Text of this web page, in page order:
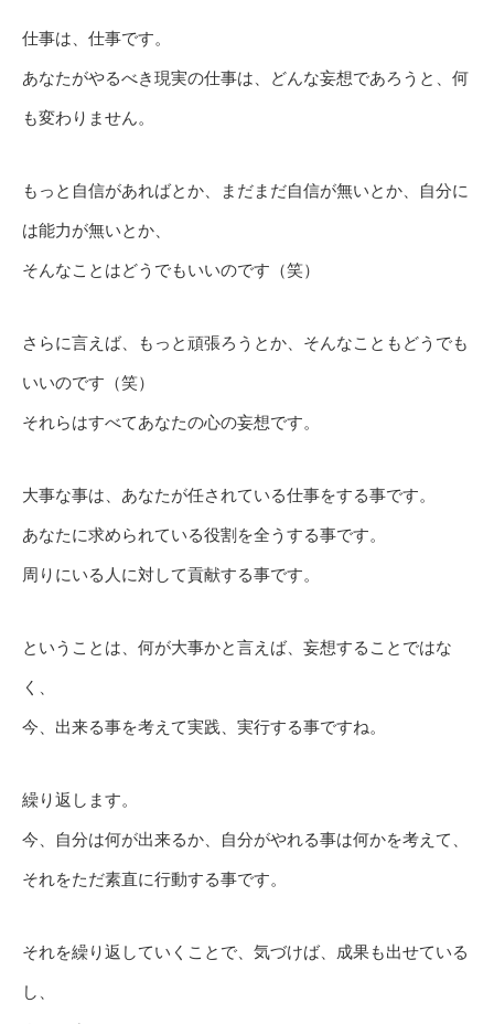
仕事は、仕事です。
あなたがやるべき現実の仕事は、どんな妄想であろうと、何
も変わりません。
もっと自信があればとか、まだまだ自信が無いとか、自分に
は能力が無いとか、
そんなことはどうでもいいのです（笑）
さらに言えば、もっと頑張ろうとか、そんなこともどうでも
いいのです（笑）
それらはすべてあなたの心の妄想です。
大事な事は、あなたが任されている仕事をする事です。
あなたに求められている役割を全うする事です。
周りにいる人に対して貢献する事です。
ということは、何が大事かと言えば、妄想することではな
く、
今、出来る事を考えて実践、実行する事ですね。
繰り返します。
今、自分は何が出来るか、自分がやれる事は何かを考えて、
それをただ素直に行動する事です。
それを繰り返していくことで、気づけば、成果も出せている
し、